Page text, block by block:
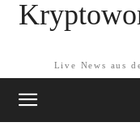
Live News aus